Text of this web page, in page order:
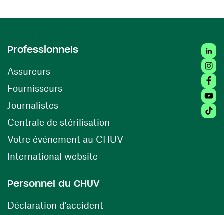
Professionnels
Assureurs
Fournisseurs(ouvre une nouvelle fenêtre)
Journalistes
Centrale de stérilisation (ouvre une nouvelle
Votre événement au CHUV(ouvre une nouvelle
International website
Personnel du CHUV
Déclaration d'accident